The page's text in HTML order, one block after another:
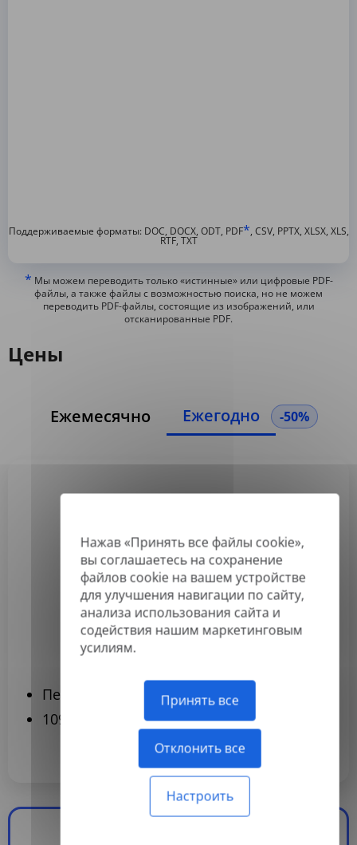
Нажав «Принять все файлы cookie»,
вы соглашаетесь на сохранение
файлов cookie на вашем устройстве
для улучшения навигации по сайту,
анализа использования сайта и
содействия нашим маркетинговым
усилиям.
Принять все
Отклонить все
Настроить
Поддерживаемые форматы: DOC, DOCX, ODT, PDF*, CSV, PPTX, XLSX, XLS,
RTF, TXT
* Мы можем переводить только «истинные» или цифровые PDF-
файлы, а также файлы с возможностью поиска, но не можем
переводить PDF-файлы, состоящие из изображений, или
отсканированные PDF.
Цены
Ежемесячно Ежегодно -50%
3,99 $
/месяц
Оплачивается ежегодно
Подписаться
Переводите до 120 документов в год
109 языков
Популярный